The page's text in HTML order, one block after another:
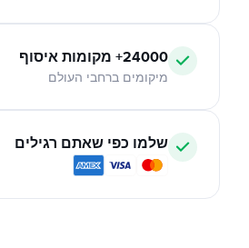
24000+ מקומות איסוף
מיקומים ברחבי העולם
שלמו כפי שאתם רגילים